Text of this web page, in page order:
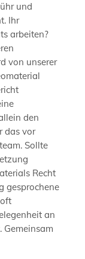
und
Ihr
arbeiten?
von unserer
den
das vor
Sollte
Recht
gesprochene
an
Gemeinsam